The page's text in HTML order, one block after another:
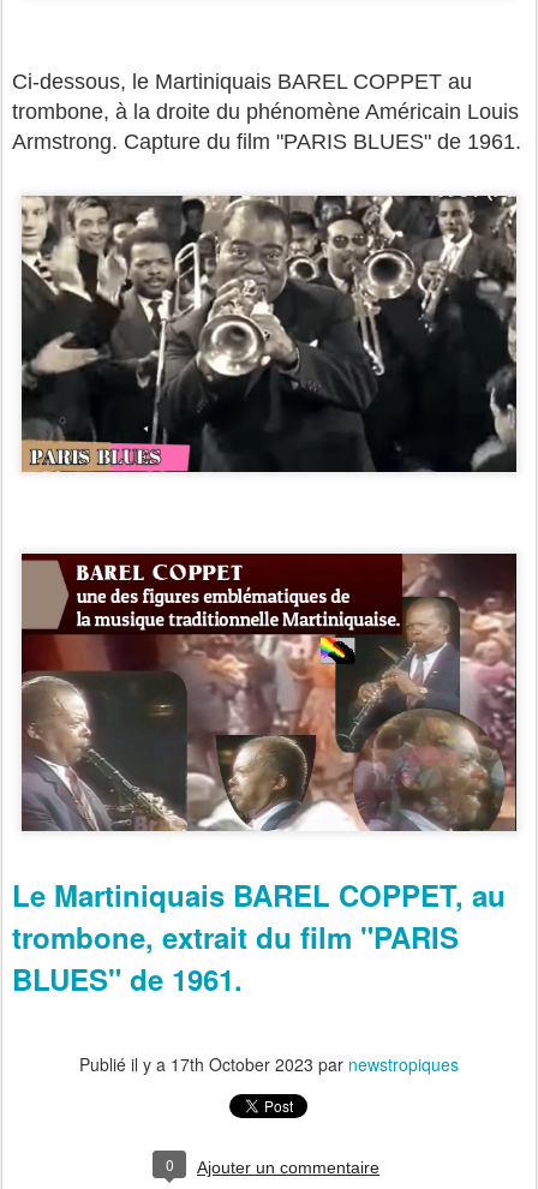
Ci-dessous, le Martiniquais BAREL COPPET au
trombone, à la droite du phénomène Américain Louis
Armstrong. Capture du film "PARIS BLUES" de 1961.
Le Martiniquais BAREL COPPET, au
trombone, extrait du film "PARIS
BLUES" de 1961.
Publié il y a 17th October 2023 par newstropiques
0 Ajouter un commentaire